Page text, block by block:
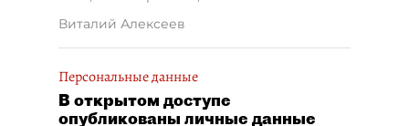
Виталий Алексеев
Персональные данные
В открытом доступе
опубликованы личные данные